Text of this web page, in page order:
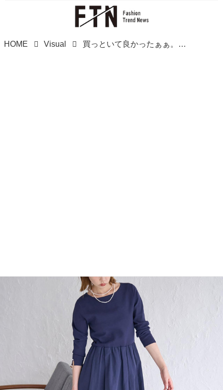
HOME Visual 買っといて良かったぁぁ。。【ROPÉ PICNIC】忙しい日の朝は「優秀ワンピース」で解決！